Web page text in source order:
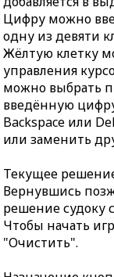
Цифру можно
одну из девяти
Жёлтую клетку
управления
можно выбрать
введённую
Backspace или
или заменить
Текущее
Вернувшись
решение судоку
Чтобы начать
"Очистить".